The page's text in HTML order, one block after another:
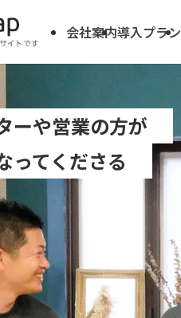
会社案内導入プラン
ーや営業の方が
ってくださる